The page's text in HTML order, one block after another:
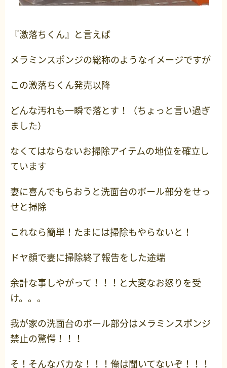
『激落ちくん』と言えば
メラミンスポンジの総称のようなイメージですが
この激落ちくん発売以降
どんな汚れも一瞬で落とす！（ちょっと言い過ぎ
ました）
なくてはならないお掃除アイテムの地位を確立し
ています
妻に喜んでもらおうと洗面台のボール部分をせっ
せと掃除
これなら簡単！たまには掃除もやらないと！
ドヤ顔で妻に掃除終了報告をした途端
余計な事しやがって！！！と大変なお怒りを受
け。。。
我が家の洗面台のボール部分はメラミンスポンジ
禁止の驚愕！！！
そ！そんなバカな！！！俺は聞いてないぞ！！！